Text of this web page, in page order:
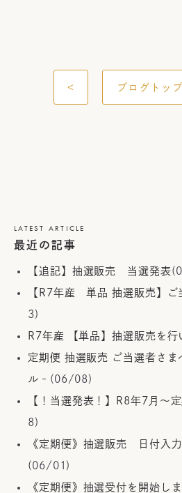
LATEST ARTICLE
最近の記事
【追記】抽選販売 当選発表
【R7年産 単品 抽選販売】ご
3)
R7年産 【単品】抽選販売を行
定期便 抽選販売 ご当選者さ
ル‐ (06/08)
【！当選発表！】R8年7月～
8)
《定期便》抽選販売 日付入
(06/01)
《定期便》抽選受付を開始しま
< ブログトッ